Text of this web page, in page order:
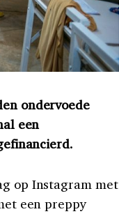
ondervoede
een
op Instagram met
een preppy